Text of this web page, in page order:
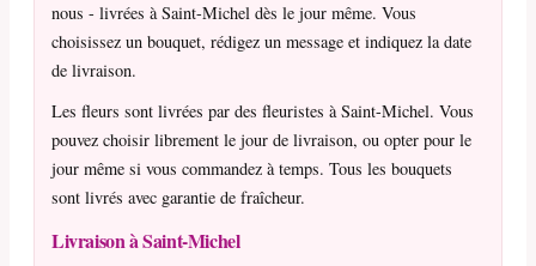
nous - livrées à Saint-Michel dès le jour même. Vous
choisissez un bouquet, rédigez un message et indiquez la date
de livraison.
Les fleurs sont livrées par des fleuristes à Saint-Michel. Vous
pouvez choisir librement le jour de livraison, ou opter pour le
jour même si vous commandez à temps. Tous les bouquets
sont livrés avec garantie de fraîcheur.
Livraison à Saint-Michel